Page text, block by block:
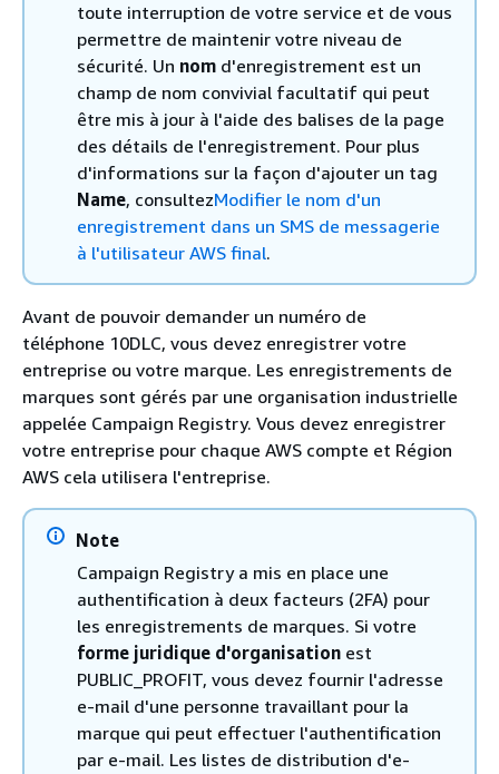
toute interruption de votre service et de vous
permettre de maintenir votre niveau de
sécurité. Un nom d'enregistrement est un
champ de nom convivial facultatif qui peut
être mis à jour à l'aide des balises de la page
des détails de l'enregistrement. Pour plus
d'informations sur la façon d'ajouter un tag
Name, consultezModifier le nom d'un
enregistrement dans un SMS de messagerie
à l'utilisateur AWS final.
Avant de pouvoir demander un numéro de
téléphone 10DLC, vous devez enregistrer votre
entreprise ou votre marque. Les enregistrements de
marques sont gérés par une organisation industrielle
appelée Campaign Registry. Vous devez enregistrer
votre entreprise pour chaque AWS compte et Région
AWS cela utilisera l'entreprise.
Note
Campaign Registry a mis en place une
authentification à deux facteurs (2FA) pour
les enregistrements de marques. Si votre
forme juridique d'organisation est
PUBLIC_PROFIT, vous devez fournir l'adresse
e-mail d'une personne travaillant pour la
marque qui peut effectuer l'authentification
par e-mail. Les listes de distribution d'e-